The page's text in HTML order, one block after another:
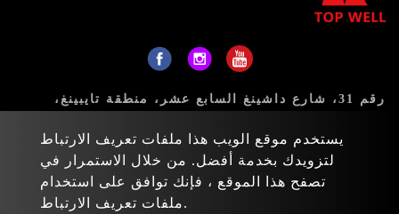
يستخدم موقع الويب هذا ملفات تعريف الارتباط
لتزويدك بخدمة أفضل. من خلال الاستمرار في
تصفح هذا الموقع ، فإنك توافق على استخدام
ملفات تعريف الارتباط.
رقم 31، شارع داشينغ السابع عشر، منطقة تايبينغ،
sales@topwell-tools.com